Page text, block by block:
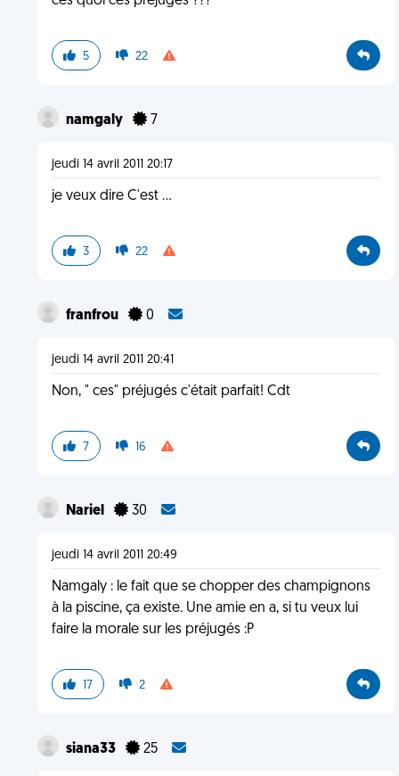
5 22
namgaly 7
jeudi 14 avril 2011 20:17
je veux dire C'est ...
3 22
franfrou 0
jeudi 14 avril 2011 20:41
Non, " ces" préjugés c'était parfait! Cdt
7 16
Nariel 30
jeudi 14 avril 2011 20:49
Namgaly : le fait que se chopper des champignons
à la piscine, ça existe. Une amie en a, si tu veux lui
faire la morale sur les préjugés :P
17 2
siana33 25